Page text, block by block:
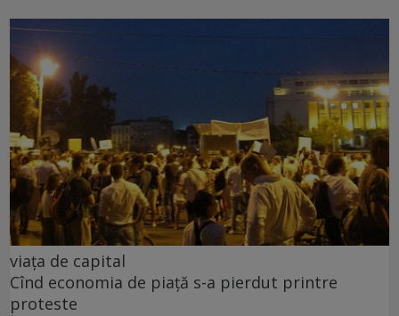
viața de capital
Cînd economia de piață s-a pierdut printre
proteste